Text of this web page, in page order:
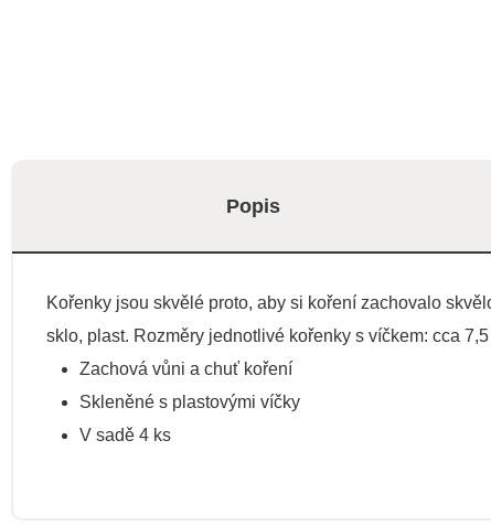
Popis
Kořenky jsou skvělé proto, aby si koření zachovalo
sklo, plast. Rozměry jednotlivé kořenky s víčkem: cca
Zachová vůni a chuť koření
Skleněné s plastovými víčky
V sadě 4 ks